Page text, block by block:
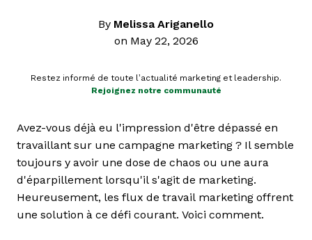
By Melissa Ariganello
on May 22, 2026
Restez informé de toute l’actualité marketing et leadership.
Rejoignez notre communauté
Avez-vous déjà eu l'impression d'être dépassé en
travaillant sur une campagne marketing ? Il semble
toujours y avoir une dose de chaos ou une aura
d'éparpillement lorsqu'il s'agit de marketing.
Heureusement, les flux de travail marketing offrent
une solution à ce défi courant. Voici comment.